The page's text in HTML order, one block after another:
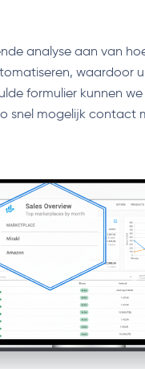
analyse aan van
waardoor
formulier kunnen
snel mogelijk contact